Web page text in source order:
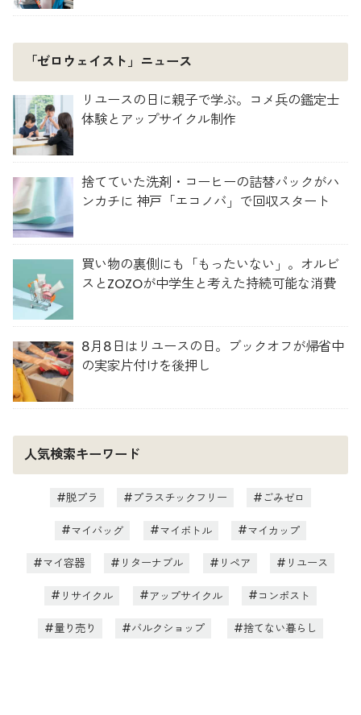
「ゼロウェイスト」ニュース
リユースの日に親子で学ぶ。コメ兵の鑑定士
体験とアップサイクル制作
捨てていた洗剤・コーヒーの詰替パックがハ
ンカチに 神戸「エコノバ」で回収スタート
買い物の裏側にも「もったいない」。オルビ
スとZOZOが中学生と考えた持続可能な消費
8月8日はリユースの日。ブックオフが帰省中
の実家片付けを後押し
人気検索キーワード
脱プラ プラスチックフリー ごみゼロ
マイバッグ マイボトル マイカップ
マイ容器 リターナブル リペア リユース
リサイクル アップサイクル コンポスト
量り売り バルクショップ 捨てない暮らし